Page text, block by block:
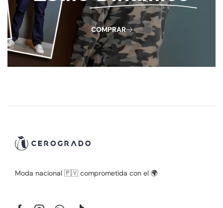
COMPRAR
Moda nacional 🇵🇾 comprometida con el 🌍